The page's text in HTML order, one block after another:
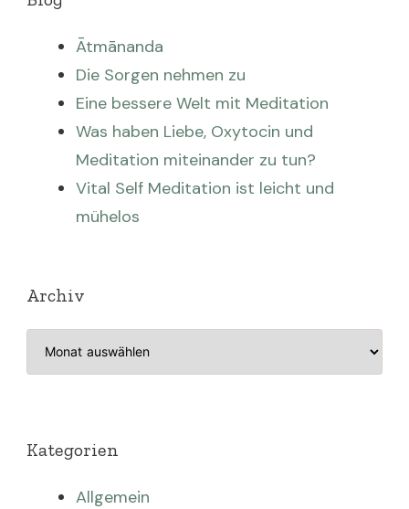
Ātmānanda
Die Sorgen nehmen zu
Eine bessere Welt mit Meditation
Was haben Liebe, Oxytocin und
Meditation miteinander zu tun?
Vital Self Meditation ist leicht und
mühelos
Archiv
Archiv
Kategorien
Allgemein